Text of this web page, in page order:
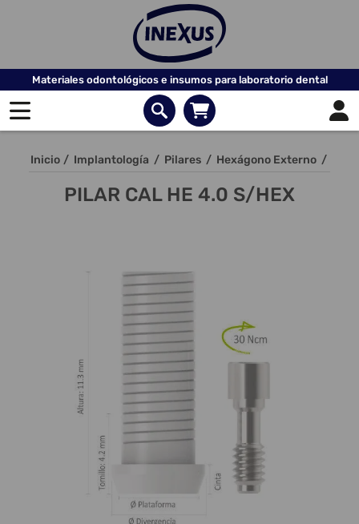
Materiales odontológicos e insumos para laboratorio dental
Inicio / Implantología / Pilares / Hexágono Externo /
PILAR CAL HE 4.0 S/HEX